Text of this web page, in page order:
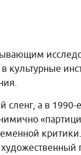
культурные
а в